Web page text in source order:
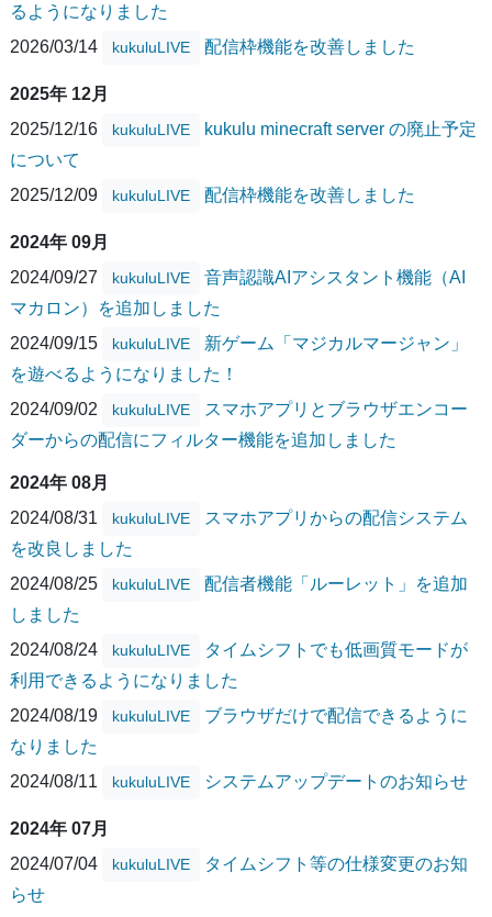
るようになりました
2026/03/14
kukuluLIVE 配信枠機能を改善しました
2025年 12月
2025/12/16
kukuluLIVE
kukulu minecraft server の廃止予定
について
2025/12/09
kukuluLIVE 配信枠機能を改善しました
2024年 09月
2024/09/27
kukuluLIVE
音声認識AIアシスタント機能（AI
マカロン）を追加しました
2024/09/15
kukuluLIVE
新ゲーム「マジカルマージャン」
を遊べるようになりました！
2024/09/02
kukuluLIVE
スマホアプリとブラウザエンコー
ダーからの配信にフィルター機能を追加しました
2024年 08月
2024/08/31
kukuluLIVE
スマホアプリからの配信システム
を改良しました
2024/08/25
kukuluLIVE
配信者機能「ルーレット」を追加
しました
2024/08/24
kukuluLIVE
タイムシフトでも低画質モードが
利用できるようになりました
2024/08/19
kukuluLIVE
ブラウザだけで配信できるように
なりました
2024/08/11
kukuluLIVE システムアップデートのお知らせ
2024年 07月
2024/07/04
kukuluLIVE
タイムシフト等の仕様変更のお知
らせ